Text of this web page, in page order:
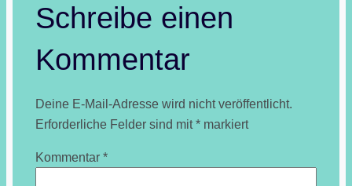
Schreibe einen
Kommentar
Deine E-Mail-Adresse wird nicht veröffentlicht.
Erforderliche Felder sind mit*markiert
Kommentar *